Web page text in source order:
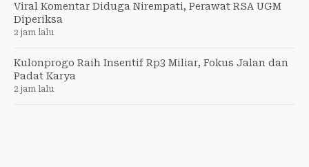
Viral Komentar Diduga Nirempati, Perawat RSA UGM
Diperiksa
2 jam lalu
Kulonprogo Raih Insentif Rp3 Miliar, Fokus Jalan dan
Padat Karya
2 jam lalu